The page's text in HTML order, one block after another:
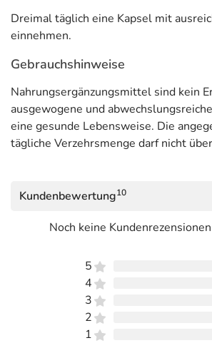
Dreimal täglich eine Kapsel mit
einnehmen.
Gebrauchshinweise
Nahrungsergänzungsmittel sind kein
ausgewogene und
eine gesunde Lebensweise. Die
tägliche Verzehrsmenge darf nicht
Kundenbewertung10
Noch keine
5
4
3
2
1